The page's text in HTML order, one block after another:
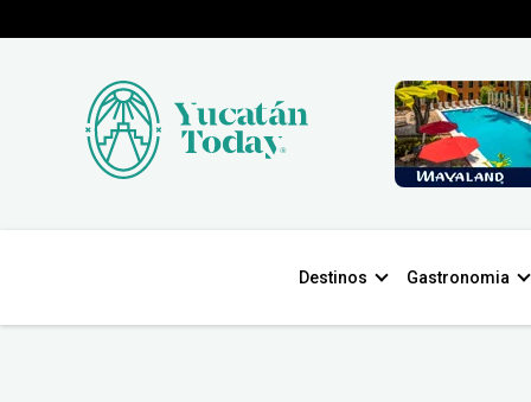
Destinos Gastronomia